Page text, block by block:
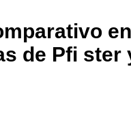
de Pfi ster